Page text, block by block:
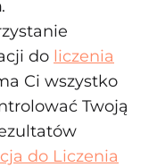
.
do liczenia
Ci wszystko
Twoją
do Liczenia